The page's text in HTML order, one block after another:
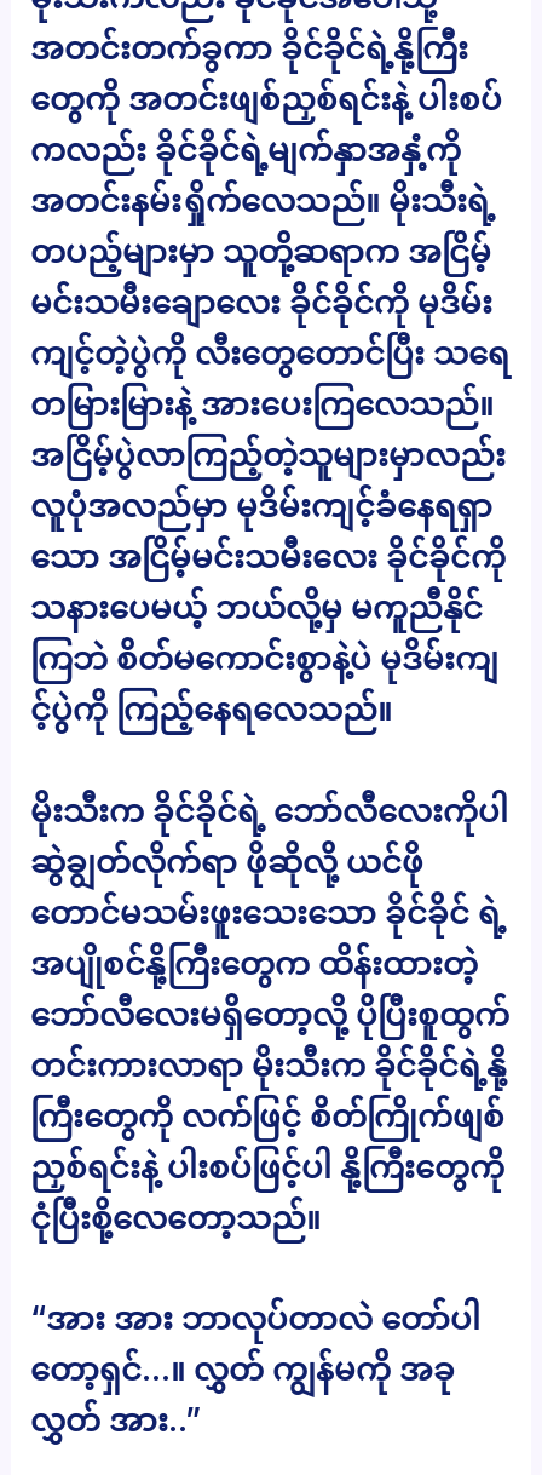
အတင်းတက်ခွကာ ခိုင်ခိုင်ရဲ့နို့ကြီး
တွေကို အတင်းဖျစ်ညှစ်ရင်းနဲ့ ပါးစပ်
ကလည်း ခိုင်ခိုင်ရဲ့မျက်နှာအနှံ့ကို
အတင်းနမ်းရှိုက်လေသည်။ မိုးသီးရဲ့
တပည့်များမှာ သူတို့ဆရာက အငြိမ့်
မင်းသမီးချောလေး ခိုင်ခိုင်ကို မုဒိမ်း
ကျင့်တဲ့ပွဲကို လီးတွေတောင်ပြီး သရေ
တမြားမြားနဲ့ အားပေးကြလေသည်။
အငြိမ့်ပွဲလာကြည့်တဲ့သူများမှာလည်း
လူပုံအလည်မှာ မုဒိမ်းကျင့်ခံနေရရှာ
သော အငြိမ့်မင်းသမီးလေး ခိုင်ခိုင်ကို
သနားပေမယ့် ဘယ်လို့မှ မကူညီနိုင်
ကြဘဲ စိတ်မကောင်းစွာနဲ့ပဲ မုဒိမ်းကျ
င့်ပွဲကို ကြည့်နေရလေသည်။
မိုးသီးက ခိုင်ခိုင်ရဲ့ ဘော်လီလေးကိုပါ
ဆွဲချွတ်လိုက်ရာ ဖိုဆိုလို့ ယင်ဖို
တောင်မသမ်းဖူးသေးသော ခိုင်ခိုင် ရဲ့
အပျိုစင်နို့ကြီးတွေက ထိန်းထားတဲ့
ဘော်လီလေးမရှိတော့လို့ ပိုပြီးစူထွက်
တင်းကားလာရာ မိုးသီးက ခိုင်ခိုင်ရဲ့နို့
ကြီးတွေကို လက်ဖြင့် စိတ်ကြိုက်ဖျစ်
ညှစ်ရင်းနဲ့ ပါးစပ်ဖြင့်ပါ နို့ကြီးတွေကို
ငုံပြီးစို့လေတော့သည်။
“အား အား ဘာလုပ်တာလဲ တော်ပါ
တော့ရှင်…။ လွှတ် ကျွန်မကို အခု
လွှတ် အား..”